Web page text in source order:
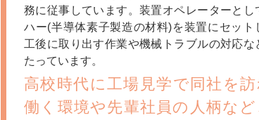
務に従事しています。装置オペレーターとし
ハー(半導体素子製造の材料)を装置にセット
工後に取り出す作業や機械トラブルの対応な
たっています。
高校時代に工場見学で同社を訪
働く環境や先輩社員の人柄など